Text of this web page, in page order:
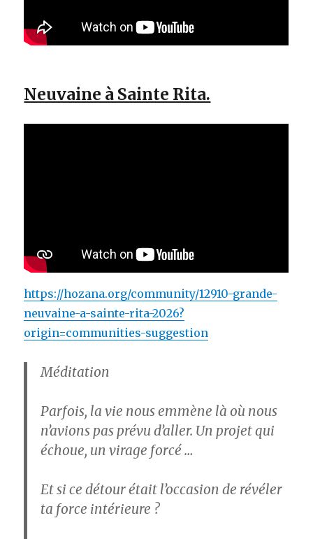
Neuvaine à Sainte Rita.
https://hozana.org/community/12910-grande-
neuvaine-a-sainte-rita-2026?
origin=communities-suggestion
Méditation
Parfois, la vie nous emmène là où nous
n’avions pas prévu d’aller. Un projet qui
échoue, un virage forcé …
Et si ce détour était l’occasion de révéler
ta force intérieure ?